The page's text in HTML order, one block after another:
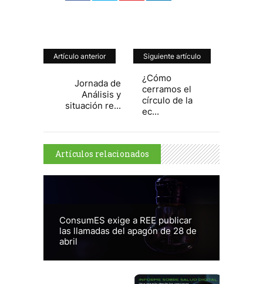
Artículo anterior
Jornada de
Análisis y
situación re...
Siguiente artículo
¿Cómo
cerramos el
círculo de la
ec...
Artículos relacionados
ConsumES exige a REE publicar
las llamadas del apagón de 28 de
abril